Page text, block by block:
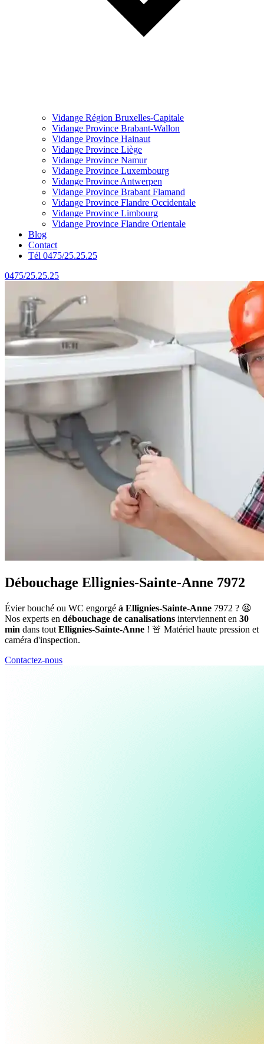
Vidange Région Bruxelles-Capitale
Vidange Province Brabant-Wallon
Vidange Province Hainaut
Vidange Province Liège
Vidange Province Namur
Vidange Province Luxembourg
Vidange Province Antwerpen
Vidange Province Brabant Flamand
Vidange Province Flandre Occidentale
Vidange Province Limbourg
Vidange Province Flandre Orientale
Blog
Contact
Tél 0475/25.25.25
0475/25.25.25
Débouchage Ellignies-Sainte-Anne 7972
Évier bouché ou WC engorgé à Ellignies-Sainte-Anne 7972 ? 😫
Nos experts en débouchage de canalisations interviennent en 30
min dans tout Ellignies-Sainte-Anne ! 🚨 Matériel haute pression et
caméra d'inspection.
Contactez-nous